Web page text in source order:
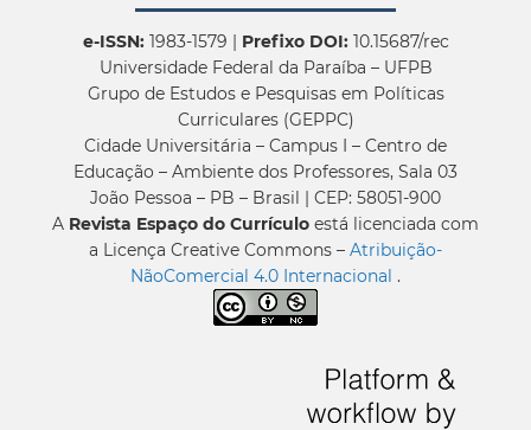
e-ISSN:1983-1579 | Prefixo DOI:10.15687/rec
Universidade Federal da Paraíba – UFPB
Grupo de Estudos e Pesquisas em Políticas
Curriculares (GEPPC)
Cidade Universitária – Campus I – Centro de
Educação – Ambiente dos Professores, Sala 03
João Pessoa – PB – Brasil | CEP: 58051-900
A Revista Espaço do Currículo está licenciada com
a Licença Creative Commons – Atribuição-
NãoComercial 4.0 Internacional .